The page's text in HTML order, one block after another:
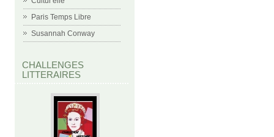
Paris Temps Libre
Susannah Conway
CHALLENGES
LITTERAIRES